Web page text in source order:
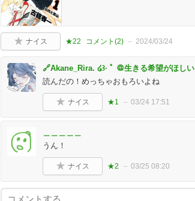
ナイス ★22 コメント(2) 2024/03/24
🔗Akane_Rira. ໒꒱· ﾟ ＠生きる希望がほしい
読んだの！めっちゃおもろいよね
ナイス ★1 03/24 17:51
うん！
ナイス ★2 03/25 08:20